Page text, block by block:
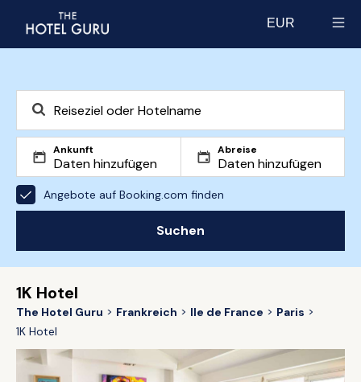
EUR
Ankunft Abreise
Angebote auf Booking.com finden
Suchen
1K Hotel
The Hotel Guru Frankreich Ile de France
Paris
1K Hotel